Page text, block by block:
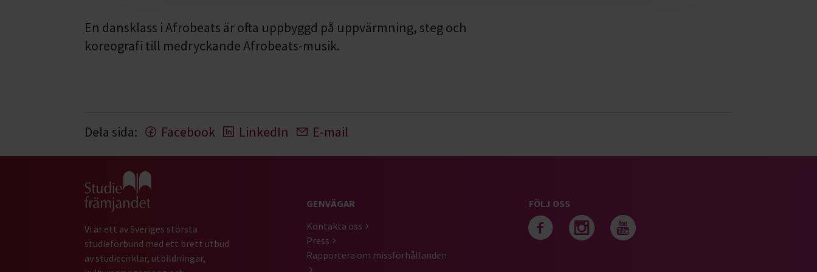
En dansklass iAfrobeats är ofta uppbyggd på uppvärmning, steg och
koreografi till medryckandeAfrobeats-musik.
Dela sida: Facebook LinkedIn E-mail
Gå till studiefrämjandets startsida
Vi är ett av Sveriges största
studieförbund med ett brett utbud
av studiecirklar, utbildningar,
GENVÄGAR
Kontakta oss
Press
Rapportera om missförhållanden
FÖLJ OSS
Följ oss på facebook
Följ oss på instagram
Följ oss på youtube